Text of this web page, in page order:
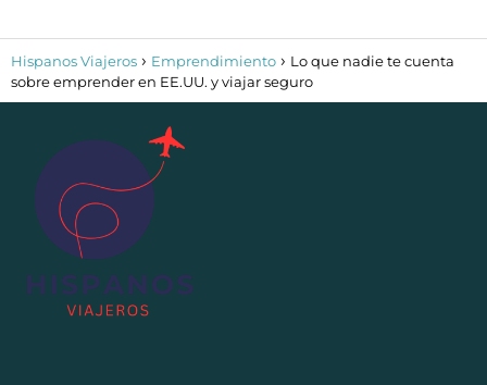
Hispanos Viajeros Emprendimiento
Lo que nadie te cuenta
sobre emprender en EE.UU. y viajar seguro